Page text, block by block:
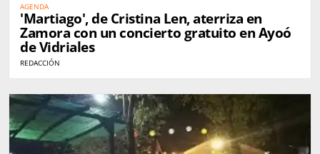
AGENDA
'Martiago', de Cristina Len, aterriza en
Zamora con un concierto gratuito en Ayoó
de Vidriales
REDACCIÓN